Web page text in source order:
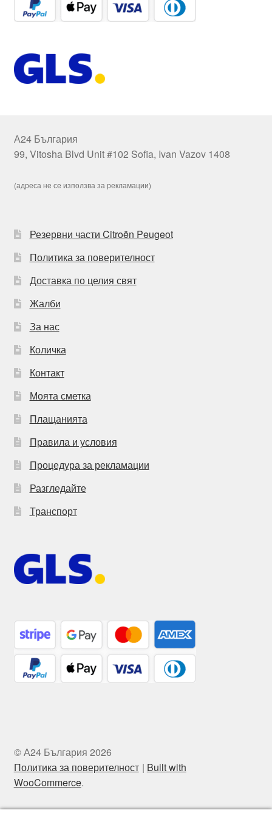
А24 България
99, Vitosha Blvd Unit #102 Sofia, Ivan Vazov 1408
(адреса не се използва за рекламации)
Резервни части Citroën Peugeot
Политика за поверителност
Доставка по целия свят
Жалби
За нас
Количка
Контакт
Моята сметка
Плащанията
Правила и условия
Процедура за рекламации
Разгледайте
Транспорт
© А24 България 2026
Политика за поверителност
Built with
WooCommerce.